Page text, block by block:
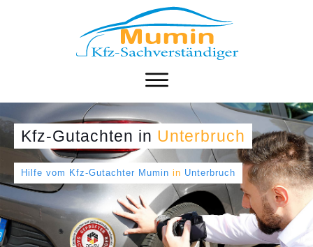
Kfz-Gutachten in Unterbruch
Hilfe vom Kfz-Gutachter Mumin in Unterbruch